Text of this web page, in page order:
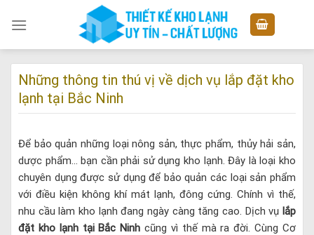
Những thông tin thú vị về dịch vụ lắp đặt kho
lạnh tại Bắc Ninh
Để bảo quản những loại nông sản, thực phẩm, thủy hải sản,
dược phẩm… bạn cần phải sử dụng kho lạnh. Đây là loại kho
chuyên dụng được sử dụng để bảo quản các loại sản phẩm
với điều kiện không khí mát lạnh, đông cứng. Chính vì thế,
nhu cầu làm kho lạnh đang ngày càng tăng cao. Dịch vụ lắp
đặt kho lạnh tại Bắc Ninh cũng vì thế mà ra đời. Cùng Cơ